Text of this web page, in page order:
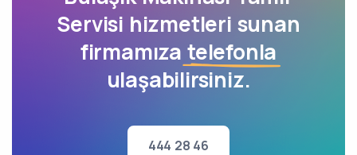
Servisi hizmetleri sunan
firmamıza telefonla
ulaşabilirsiniz.
444 28 46